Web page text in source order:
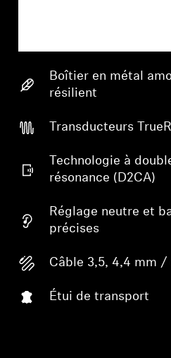
Boîtier en métal
résilient
Transducteurs
Technologie à
résonance (D2CA)
Réglage neutre et
précises
Câble 3,5, 4,4 mm /
Étui de transport